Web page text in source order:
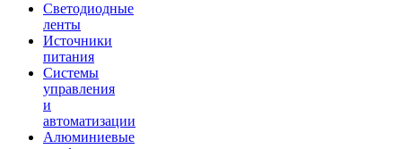
Светодиодные
ленты
Источники
питания
Системы
управления
и
автоматизации
Алюминиевые